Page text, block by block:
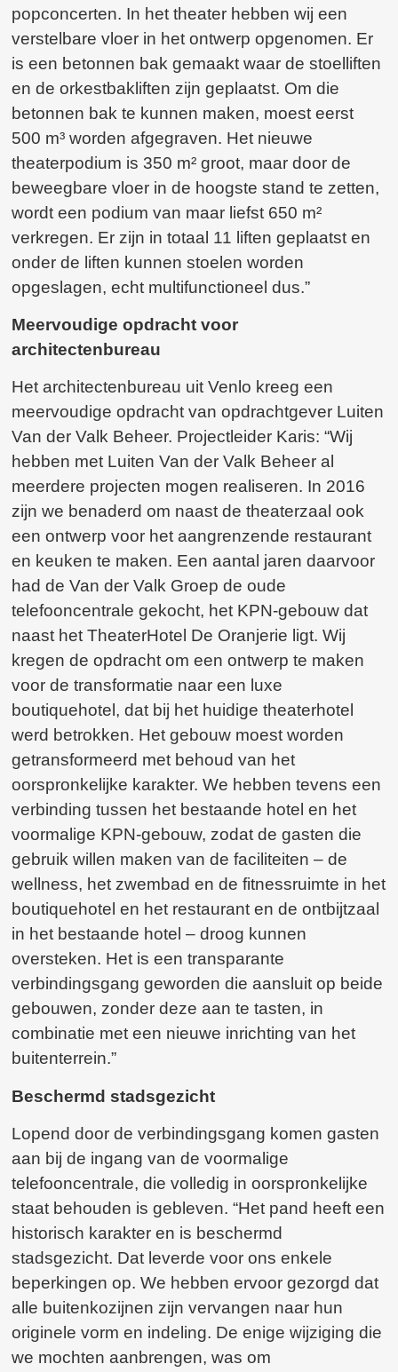
popconcerten. In het theater hebben wij een
verstelbare vloer in het ontwerp opgenomen. Er
is een betonnen bak gemaakt waar de stoelliften
en de orkestbakliften zijn geplaatst. Om die
betonnen bak te kunnen maken, moest eerst
500 m³ worden afgegraven. Het nieuwe
theaterpodium is 350 m² groot, maar door de
beweegbare vloer in de hoogste stand te zetten,
wordt een podium van maar liefst 650 m²
verkregen. Er zijn in totaal 11 liften geplaatst en
onder de liften kunnen stoelen worden
opgeslagen, echt multifunctioneel dus.”
Meervoudige opdracht voor
architectenbureau
Het architectenbureau uit Venlo kreeg een
meervoudige opdracht van opdrachtgever Luiten
Van der Valk Beheer. Projectleider Karis: “Wij
hebben met Luiten Van der Valk Beheer al
meerdere projecten mogen realiseren. In 2016
zijn we benaderd om naast de theaterzaal ook
een ontwerp voor het aangrenzende restaurant
en keuken te maken. Een aantal jaren daarvoor
had de Van der Valk Groep de oude
telefooncentrale gekocht, het KPN-gebouw dat
naast het TheaterHotel De Oranjerie ligt. Wij
kregen de opdracht om een ontwerp te maken
voor de transformatie naar een luxe
boutiquehotel, dat bij het huidige theaterhotel
werd betrokken. Het gebouw moest worden
getransformeerd met behoud van het
oorspronkelijke karakter. We hebben tevens een
verbinding tussen het bestaande hotel en het
voormalige KPN-gebouw, zodat de gasten die
gebruik willen maken van de faciliteiten – de
wellness, het zwembad en de fitnessruimte in het
boutiquehotel en het restaurant en de ontbijtzaal
in het bestaande hotel – droog kunnen
oversteken. Het is een transparante
verbindingsgang geworden die aansluit op beide
gebouwen, zonder deze aan te tasten, in
combinatie met een nieuwe inrichting van het
buitenterrein.”
Beschermd stadsgezicht
Lopend door de verbindingsgang komen gasten
aan bij de ingang van de voormalige
telefooncentrale, die volledig in oorspronkelijke
staat behouden is gebleven. “Het pand heeft een
historisch karakter en is beschermd
stadsgezicht. Dat leverde voor ons enkele
beperkingen op. We hebben ervoor gezorgd dat
alle buitenkozijnen zijn vervangen naar hun
originele vorm en indeling. De enige wijziging die
we mochten aanbrengen, was om